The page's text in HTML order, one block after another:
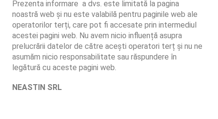
Prezenta informare a dvs. este limitată la pagina
noastră web și nu este valabilă pentru paginile web ale
operatorilor terți, care pot fi accesate prin intermediul
acestei pagini web. Nu avem nicio influență asupra
prelucrării datelor de către acești operatori terț și nu ne
asumăm nicio responsabilitate sau răspundere în
legătură cu aceste pagini web.
NEASTIN SRL